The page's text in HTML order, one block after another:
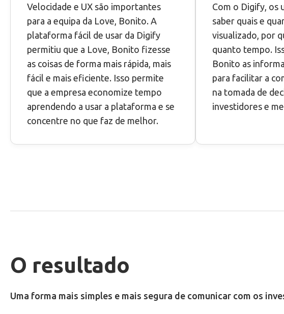
Velocidade e UX são importantes
para a equipa da Love, Bonito. A
plataforma fácil de usar da Digify
permitiu que a Love, Bonito fizesse
as coisas de forma mais rápida, mais
fácil e mais eficiente. Isso permite
que a empresa economize tempo
aprendendo a usar a plataforma e se
concentre no que faz de melhor.
Com o Digify, os
saber quais e
visualizado, por
quanto tempo.
Bonito as
para facilitar a
na tomada de
investidores e
O resultado
Uma forma mais simples e mais segura de comunicar com os